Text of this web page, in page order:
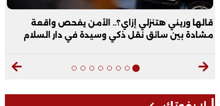
قالها وريني هتنزلي إزاي؟.. الأمن يفحص واقعة
مشادة بين سائق نقل ذكي وسيدة في دار السلام